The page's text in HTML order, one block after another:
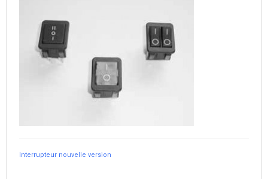
Interrupteur nouvelle version